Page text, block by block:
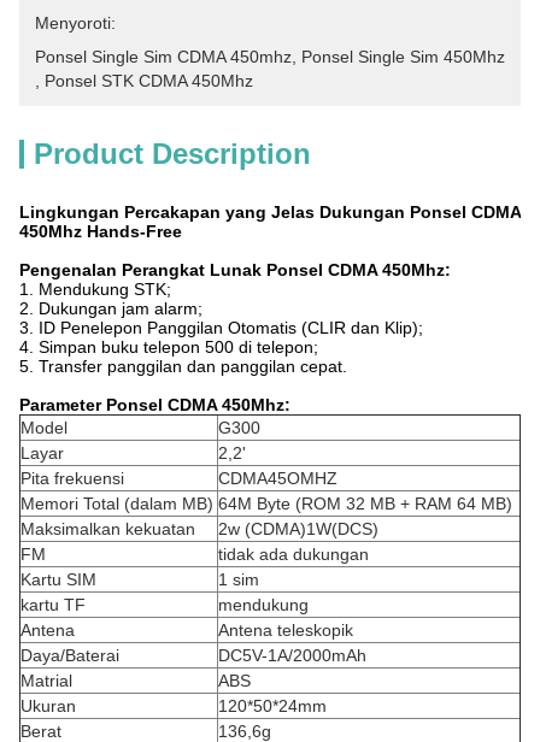
Menyoroti:
Ponsel Single Sim CDMA 450mhz Ponsel Single Sim 450Mhz
Ponsel STK CDMA 450Mhz
Product Description
Lingkungan Percakapan yang Jelas Dukungan Ponsel CDMA
450Mhz Hands-Free
Pengenalan Perangkat Lunak Ponsel CDMA 450Mhz:
1. Mendukung STK;
2. Dukungan jam alarm;
3. ID Penelepon Panggilan Otomatis (CLIR dan Klip);
4. Simpan buku telepon 500 di telepon;
5. Transfer panggilan dan panggilan cepat.
Parameter Ponsel CDMA 450Mhz:
Model
G300
Layar
2,2'
Pita frekuensi
CDMA45OMHZ
Memori Total (dalam MB) 64M Byte (ROM 32 MB + RAM 64 MB)
Maksimalkan kekuatan
2w (CDMA)1W(DCS)
FM
tidak ada dukungan
Kartu SIM
1 sim
kartu TF
mendukung
Antena
Antena teleskopik
Daya/Baterai
DC5V-1A/2000mAh
Matrial
ABS
Ukuran
120*50*24mm
Berat
136,6g